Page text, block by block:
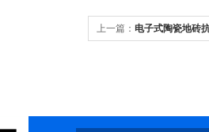
上一篇： 电子式陶瓷地砖